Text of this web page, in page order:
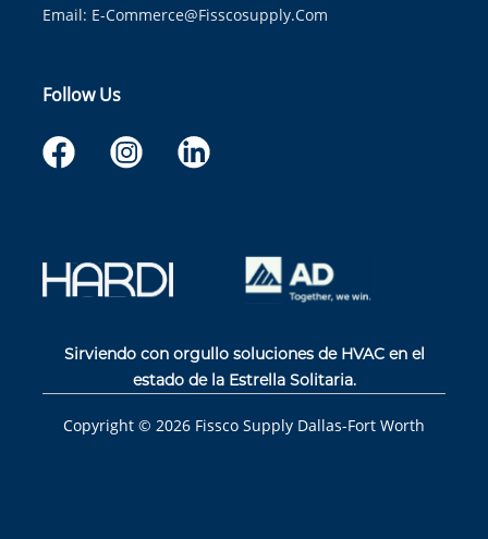
Email: E-Commerce@fisscosupply.com
Follow Us
Sirviendo con orgullo soluciones de HVAC en el
estado de la Estrella Solitaria.
Copyright © 2026 Fissco Supply Dallas-Fort Worth